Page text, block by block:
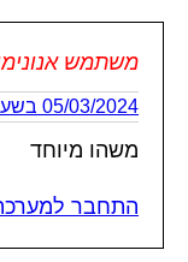
משתמש
05/03/2024 בשעה 23:58:43
משהו מיוחד
התחבר